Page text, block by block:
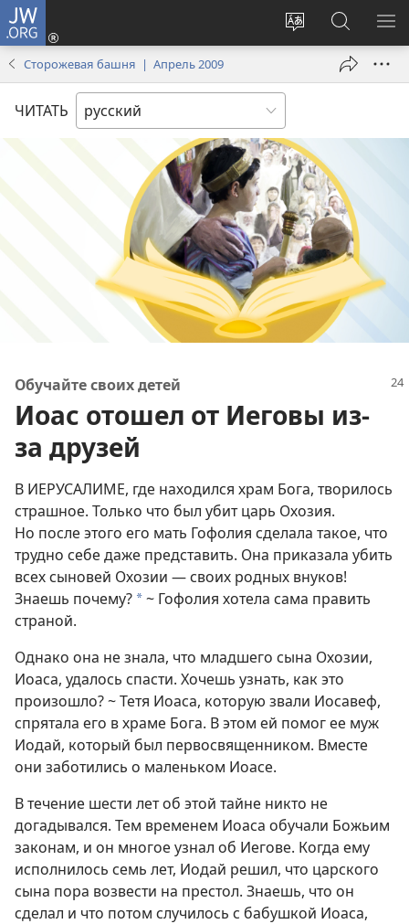
JW.ORG
Изменить
Войти
(открывается
окне)
Поиск
по
jw.org
Сторожевая башня | Апрель 2009
ЧИТАТЬ
Обучайте своих детей
Иоас отошел от Иеговы из-
за друзей
В ИЕРУСАЛИМЕ, где находился храм Бога, творилось
страшное. Только что был убит царь Охозия.
Но после этого его мать Гофолия сделала такое, что
трудно себе даже представить. Она приказала убить
всех сыновей Охозии — своих родных внуков!
Знаешь почему? *~ Гофолия хотела сама править
страной.
Однако она не знала, что младшего сына Охозии,
Иоаса, удалось спасти. Хочешь узнать, как это
произошло? ~ Тетя Иоаса, которую звали Иосавеф,
спрятала его в храме Бога. В этом ей помог ее муж
Иодай, который был первосвященником. Вместе
они заботились о маленьком Иоасе.
В течение шести лет об этой тайне никто не
догадывался. Тем временем Иоаса обучали Божьим
законам, и он многое узнал об Иегове. Когда ему
исполнилось семь лет, Иодай решил, что царского
сына пора возвести на престол. Знаешь, что он
сделал и что потом случилось с бабушкой Иоаса,